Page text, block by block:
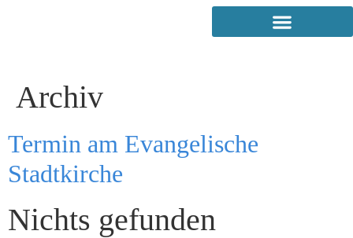
Archiv
Termin am Evangelische
Stadtkirche
Nichts gefunden